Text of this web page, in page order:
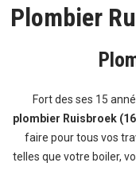
Plombier
Fort des ses 15
plombier Ruisbroek
faire pour tous vos
telles que votre boiler,